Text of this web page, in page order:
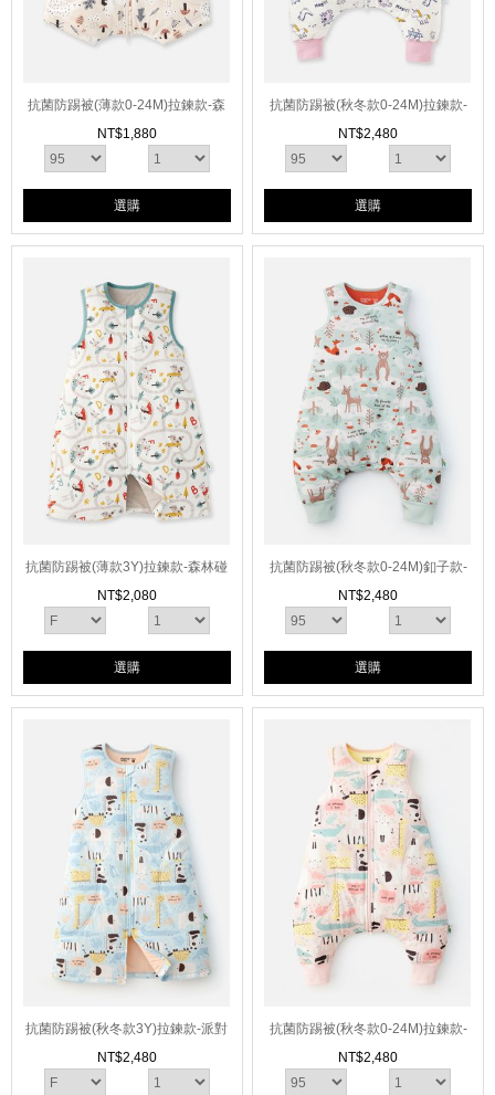
抗菌防踢被(薄款0-24M)拉鍊款-森
林家族
NT$1,880
選購
抗菌防踢被(秋冬款0-24M)拉鍊款-
獨角獸佩佩豬
NT$2,480
選購
抗菌防踢被(薄款3Y)拉鍊款-森林碰
碰車
NT$2,080
選購
抗菌防踢被(秋冬款0-24M)釦子款-
森林動物
NT$2,480
選購
抗菌防踢被(秋冬款3Y)拉鍊款-派對
動物
NT$2,480
抗菌防踢被(秋冬款0-24M)拉鍊款-
派對動物
NT$2,480